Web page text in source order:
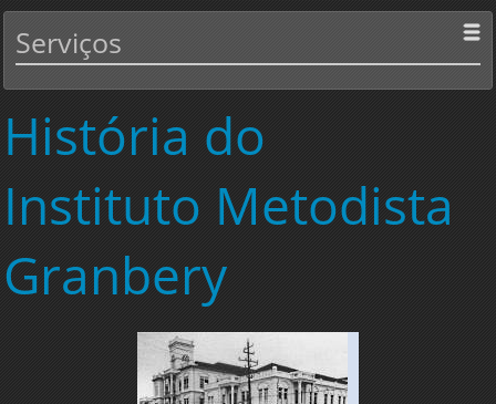
Serviços
História do
Instituto Metodista
Granbery